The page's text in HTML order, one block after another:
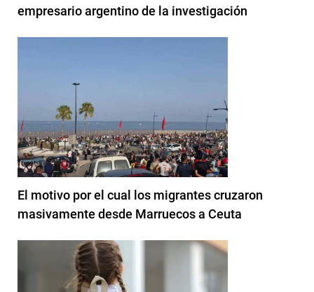
empresario argentino de la investigación
El motivo por el cual los migrantes cruzaron
masivamente desde Marruecos a Ceuta